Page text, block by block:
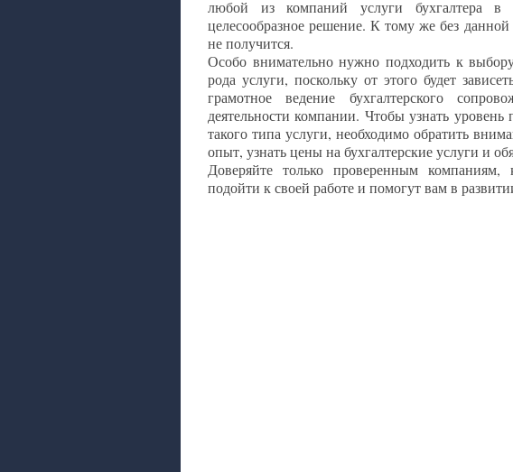
любой из компаний услуги бухгалтера
целесообразное решение. К тому же без
не получится.
Особо внимательно нужно подходить к
рода услуги, поскольку от этого будет
грамотное ведение бухгалтерского
деятельности компании. Чтобы узнать
такого типа услуги, необходимо обратить
опыт, узнать цены на бухгалтерские услуги и
Доверяйте только проверенным компаниям,
подойти к своей работе и помогут вам в